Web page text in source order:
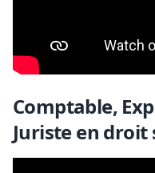
Comptable,
Juriste en droit